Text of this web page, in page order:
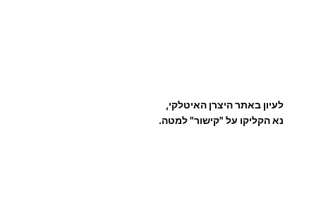
לעיון באתר היצרן האיטלקי,
נא הקליקו על "קישור" למטה.